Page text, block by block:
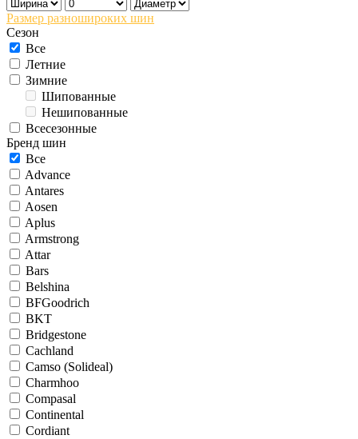
Размер разношироких шин
Сезон
Все
Летние
Зимние
Шипованные
Нешипованные
Всесезонные
Бренд шин
Все
Advance
Antares
Aosen
Aplus
Armstrong
Attar
Bars
Belshina
BFGoodrich
BKT
Bridgestone
Cachland
Camso (Solideal)
Charmhoo
Compasal
Continental
Cordiant